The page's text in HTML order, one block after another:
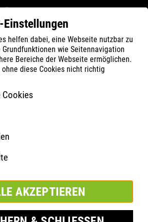
Einstellungen
helfen dabei, eine Webseite nutzbar zu
Grundfunktionen wie Seitennavigation
Bereiche der Webseite ermöglichen.
ohne diese Cookies nicht richtig
Cookies
AKZEPTIEREN
Filter
FLASH